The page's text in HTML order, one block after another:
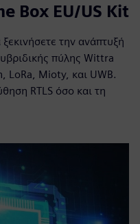
Box EU/US Kit
την ανάπτυξή
πύλης Wittra
LoRa, Mioty, και UWB.
RTLS όσο και τη